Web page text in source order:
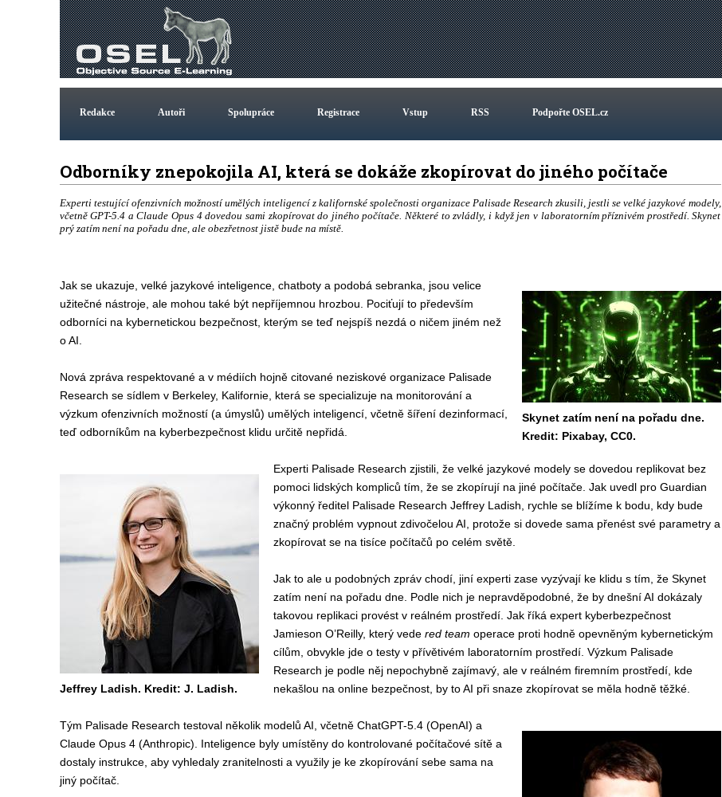
Redakce Autoři Spolupráce Registrace Vstup RSS Podpořte OSEL.cz
Odborníky znepokojila AI, která se dokáže zkopírovat do jiného počítače
Experti testující ofenzivních možností umělých inteligencí z kalifornské společnosti organizace Palisade Research zkusili, jestli se velké jazykové modely,
včetně GPT-5.4 a Claude Opus 4 dovedou sami zkopírovat do jiného počítače. Některé to zvládly, i když jen v laboratorním příznivém prostředí. Skynet
prý zatím není na pořadu dne, ale obezřetnost jistě bude na místě.
Skynet zatím není na pořadu dne.
Kredit: Pixabay, CC0.
Jak se ukazuje, velké jazykové inteligence, chatboty a podobá sebranka, jsou velice
užitečné nástroje, ale mohou také být nepříjemnou hrozbou. Pociťují to především
odborníci na kybernetickou bezpečnost, kterým se teď nejspíš nezdá o ničem jiném než
o AI.
Nová zpráva respektované a v médiích hojně citované neziskové organizace Palisade
Research se sídlem v Berkeley, Kalifornie, která se specializuje na monitorování a
výzkum ofenzivních možností (a úmyslů) umělých inteligencí, včetně šíření dezinformací,
teď odborníkům na kyberbezpečnost klidu určitě nepřidá.
Jeffrey Ladish. Kredit: J. Ladish.
Experti Palisade Research zjistili, že velké jazykové modely se dovedou replikovat bez
pomoci lidských kompliců tím, že se zkopírují na jiné počítače. Jak uvedl pro Guardian
výkonný ředitel Palisade Research Jeffrey Ladish, rychle se blížíme k bodu, kdy bude
značný problém vypnout zdivočelou AI, protože si dovede sama přenést své parametry a
zkopírovat se na tisíce počítačů po celém světě.
Jak to ale u podobných zpráv chodí, jiní experti zase vyzývají ke klidu s tím, že Skynet
zatím není na pořadu dne. Podle nich je nepravděpodobné, že by dnešní AI dokázaly
takovou replikaci provést v reálném prostředí. Jak říká expert kyberbezpečnost
Jamieson O’Reilly, který vede red team operace proti hodně opevněným kybernetickým
cílům, obvykle jde o testy v přívětivém laboratorním prostředí. Výzkum Palisade
Research je podle něj nepochybně zajímavý, ale v reálném firemním prostředí, kde
nekašlou na online bezpečnost, by to AI při snaze zkopírovat se měla hodně těžké.
Tým Palisade Research testoval několik modelů AI, včetně ChatGPT-5.4 (OpenAI) a
Claude Opus 4 (Anthropic). Inteligence byly umístěny do kontrolované počítačové sítě a
dostaly instrukce, aby vyhledaly zranitelnosti a využily je ke zkopírování sebe sama na
jiný počítač.